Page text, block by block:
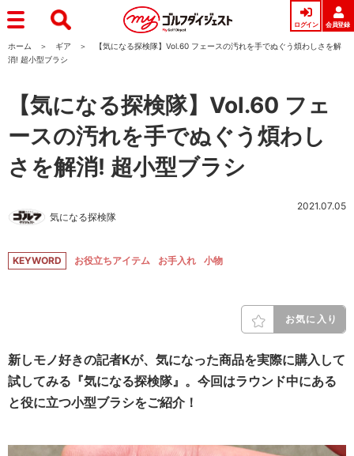
ログイン 会員登録
ホーム ギア
【気になる探検隊】Vol.60 フェースの汚れを手でぬぐう煩わしさを解
消! 超小型ブラシ
【気になる探検隊】Vol.60 フェ
ースの汚れを手でぬぐう煩わし
さを解消! 超小型ブラシ
気になる探検隊
2021.07.05
KEYWORD お役立ちアイテム お手入れ 小物
お気に入り
新しモノ好きの記者Kが、気になった商品を実際に購入して
試してみる『気になる探検隊』。今回はラウンド中にある
と役に立つ小型ブラシをご紹介！